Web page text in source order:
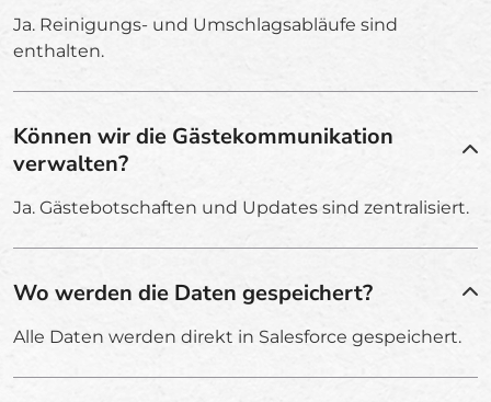
Ja. Reinigungs- und Umschlagsabläufe sind
enthalten.
Können wir die Gästekommunikation
verwalten?
Ja. Gästebotschaften und Updates sind zentralisiert.
Wo werden die Daten gespeichert?
Alle Daten werden direkt in Salesforce gespeichert.